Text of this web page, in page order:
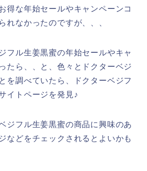
得な年始セールやキャンペーンコ
れなかったのですが、、、
フル生姜黒蜜の年始セールやキャ
たら、、と、色々とドクターベジ
を調べていたら、ドクターベジフ
イトページを発見♪
ジフル生姜黒蜜の商品に興味のあ
などをチェックされるとよいかも